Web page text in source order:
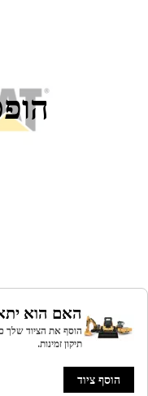
האם הוא
הוסף את הציוד שלך
תיקון זמינות.
הוסף ציוד